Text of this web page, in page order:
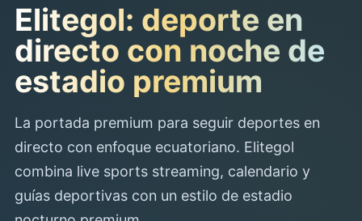
Elitegol: deporte en
directo con noche de
estadio premium
La portada premium para seguir deportes en
directo con enfoque ecuatoriano. Elitegol
combina live sports streaming, calendario y
guías deportivas con un estilo de estadio